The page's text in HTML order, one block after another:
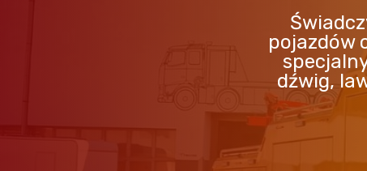
pojazdów
dźwig,